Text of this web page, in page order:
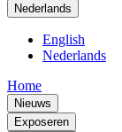
Nederlands
English
Nederlands
Home
Nieuws
Exposeren